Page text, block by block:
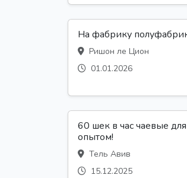
На фабрику
Ришон ле Цион
01.01.2026
60 шек в час чаевые
опытом!
Тель Авив
15.12.2025